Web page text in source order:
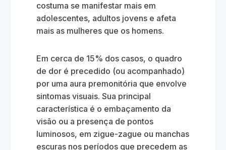
costuma se manifestar mais em
adolescentes, adultos jovens e afeta
mais as mulheres que os homens.
Em cerca de 15% dos casos, o quadro
de dor é precedido (ou acompanhado)
por uma aura premonitória que envolve
sintomas visuais. Sua principal
característica é o embaçamento da
visão ou a presença de pontos
luminosos, em zigue-zague ou manchas
escuras nos períodos que precedem as